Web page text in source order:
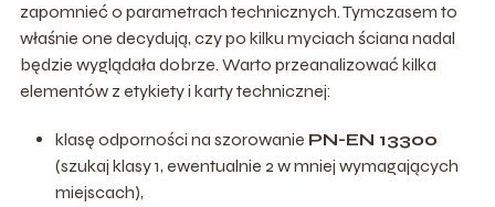
zapomnieć o parametrach technicznych. Tymczasem to
właśnie one decydują, czy po kilku myciach ściana nadal
będzie wyglądała dobrze. Warto przeanalizować kilka
elementów z etykiety i karty technicznej:
klasę odporności na szorowanie PN-EN 13300
(szukaj klasy 1, ewentualnie 2 w mniej wymagających
miejscach),